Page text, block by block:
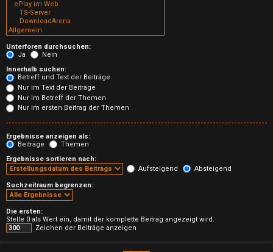
t
e
t
e
T
h
e
m
e
n
Unterforen durchsuchen:
Ja
Nein
Innerhalb suchen:
Betreff und Text der Beiträge
Nur im Text der Beiträge
Nur im Betreff der Themen
Nur im ersten Beitrag der Themen
Ergebnisse anzeigen als:
Beiträge
Themen
Ergebnisse sortieren nach:
Aufsteigend
Absteigend
Suchzeitraum begrenzen:
Die ersten:
Stelle 0 als Wert ein, damit der komplette Beitrag angezeigt wird.
Zeichen der Beiträge anzeigen